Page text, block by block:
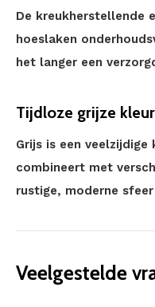
De kreukherstellende
hoeslaken
het langer een
Tijdloze grijze kleur
Grijs is een veelzijdige
combineert met
rustige, moderne
Veelgestelde